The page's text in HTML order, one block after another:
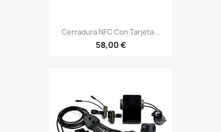
Cerradura NFC Con Tarjeta...
58,00 €